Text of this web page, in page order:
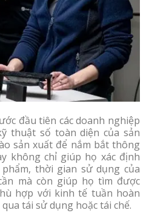
đầu tiên các doanh nghiệp
thuật số toàn diện của sản
sản xuất để nắm bắt thông
không chỉ giúp họ xác định
thời gian sử dụng của
mà còn giúp họ tìm được
hợp với kinh tế tuần hoàn
tái sử dụng hoặc tái chế.